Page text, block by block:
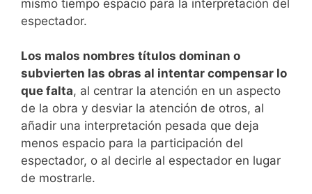
mismo tiempo espacio para la interpretación del
espectador.
Los malos nombres títulos dominan o
subvierten las obras al intentar compensar lo
que falta, al centrar la atención en un aspecto
de la obra y desviar la atención de otros, al
añadir una interpretación pesada que deja
menos espacio para la participación del
espectador, o al decirle al espectador en lugar
de mostrarle.